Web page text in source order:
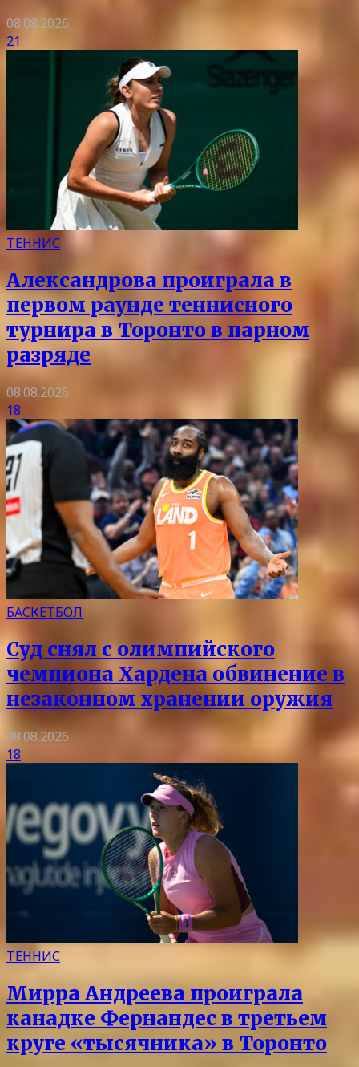
08.08.2026
21
ТЕННИС
Александрова проиграла в
первом раунде теннисного
турнира в Торонто в парном
разряде
08.08.2026
18
БАСКЕТБОЛ
Суд снял с олимпийского
чемпиона Хардена обвинение в
незаконном хранении оружия
08.08.2026
18
ТЕННИС
Мирра Андреева проиграла
канадке Фернандес в третьем
круге «тысячника» в Торонто